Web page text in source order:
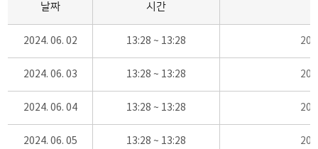
날짜 시간
2024. 06. 02 13:28 ~ 13:28
2024. 06. 03 13:28 ~ 13:28
2024. 06. 04 13:28 ~ 13:28
2024. 06. 05 13:28 ~ 13:28